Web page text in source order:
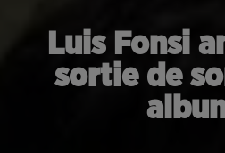
Luis Fonsi
sortie de